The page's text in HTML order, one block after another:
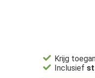
Krijg
Inclusief